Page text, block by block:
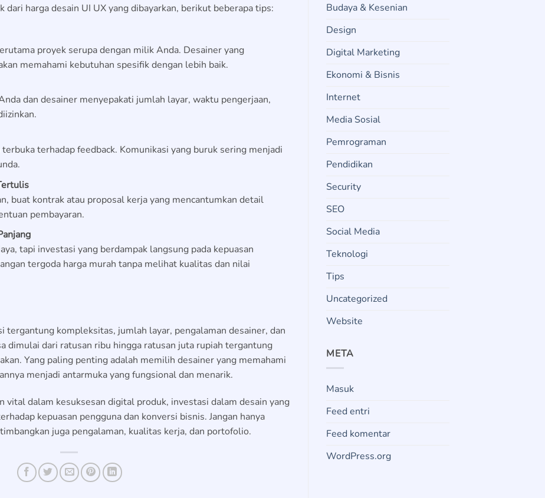
harga desain UI UX yang dibayarkan, berikut beberapa tips:
proyek serupa dengan milik Anda. Desainer yang
memahami kebutuhan spesifik dengan lebih baik.
dan desainer menyepakati jumlah layar, waktu pengerjaan,
terhadap feedback. Komunikasi yang buruk sering menjadi
buat kontrak atau proposal kerja yang mencantumkan detail
pembayaran.
tapi investasi yang berdampak langsung pada kepuasan
tergoda harga murah tanpa melihat kualitas dan nilai
tergantung kompleksitas, jumlah layar, pengalaman desainer, dan
dimulai dari ratusan ribu hingga ratusan juta rupiah tergantung
Yang paling penting adalah memilih desainer yang memahami
menjadi antarmuka yang fungsional dan menarik.
vital dalam kesuksesan digital produk, investasi dalam desain yang
kepuasan pengguna dan konversi bisnis. Jangan hanya
juga pengalaman, kualitas kerja, dan portofolio.
Budaya & Kesenian
Design
Digital Marketing
Ekonomi & Bisnis
Internet
Media Sosial
Pemrograman
Pendidikan
Security
SEO
Social Media
Teknologi
Tips
Uncategorized
Website
META
Masuk
Feed entri
Feed komentar
WordPress.org